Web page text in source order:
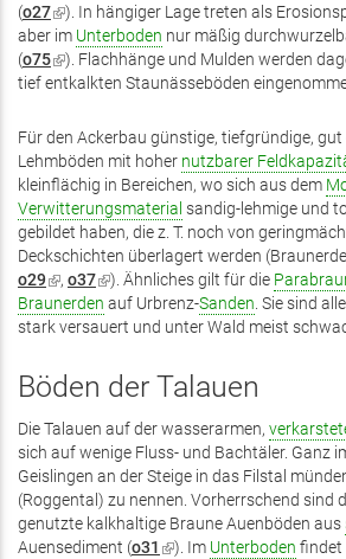
(o27(Link
ist
extern)
). In hängiger Lage treten als
aber im Unterboden nur mäßig
(o75(Link
ist
). Flachhänge und Mulden werden
tief entkalkten Staunässeböden
Für den Ackerbau günstige, tiefgründige,
Lehmböden mit hoher nutzbarer
kleinflächig in Bereichen, wo sich aus dem
Verwitterungsmaterial sandig-lehmige und
gebildet haben, die z. T. noch von
Deckschichten überlagert werden
o29(Link
ist
extern)
, o37(Link
ist
extern)
). Ähnliches gilt für die
Braunerden auf Urbrenz-Sanden. Sie sind
stark versauert und unter Wald meist
Böden der Talauen
Die Talauen auf der wasserarmen,
sich auf wenige Fluss- und Bachtäler. Ganz
Geislingen an der Steige in das Filstal
(Roggental) zu nennen. Vorherrschend sind
genutzte kalkhaltige Braune Auenböden aus
Auensediment (o31 (Link
). Im Unterboden findet